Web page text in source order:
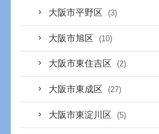
大阪市平野区 (3)
大阪市旭区 (10)
大阪市東住吉区 (2)
大阪市東成区 (27)
大阪市東淀川区 (5)